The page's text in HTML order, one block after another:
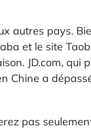
autres pays.
et le site
JD.com, qui
Chine a
pas